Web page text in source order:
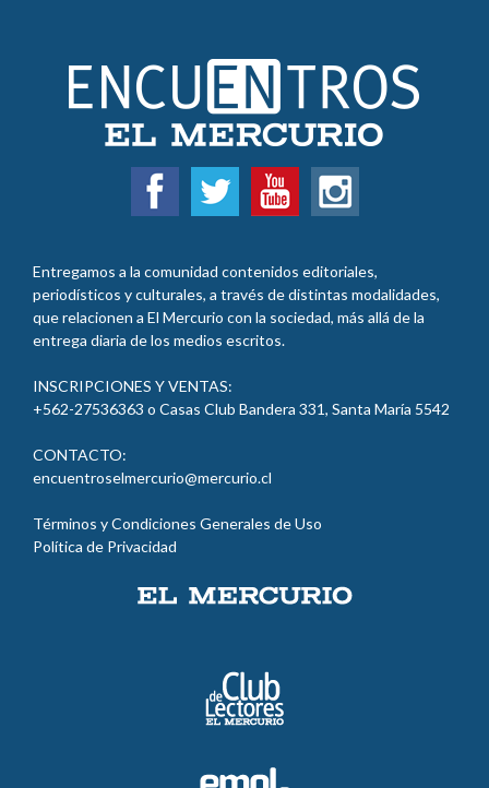
que relacionen a El Mercurio con la sociedad, más allá de la
entrega diaria de los medios escritos.
INSCRIPCIONES Y VENTAS:
5542
encuentroselmercurio@mercurio.cl
Política de Privacidad